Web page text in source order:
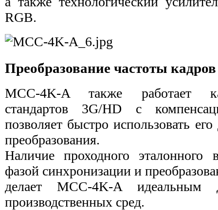
RGB.
Преобразование частоты
MCC-4K-A также работает
стандартов 3G/HD с
позволяет быстро использовать
преобразования.
Наличие проходного эталонного
фазой синхронизации и
делает MCC-4K-A идеальным
производственных сред.